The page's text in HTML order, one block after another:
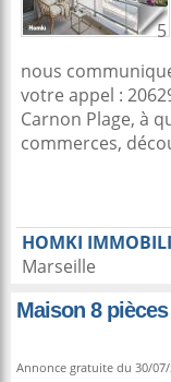
5
nous
votre appel :
Carnon Plage, à
commerces,
HOMKI
Marseille
Maison 8 pièces
Annonce gratuite du 30/07/